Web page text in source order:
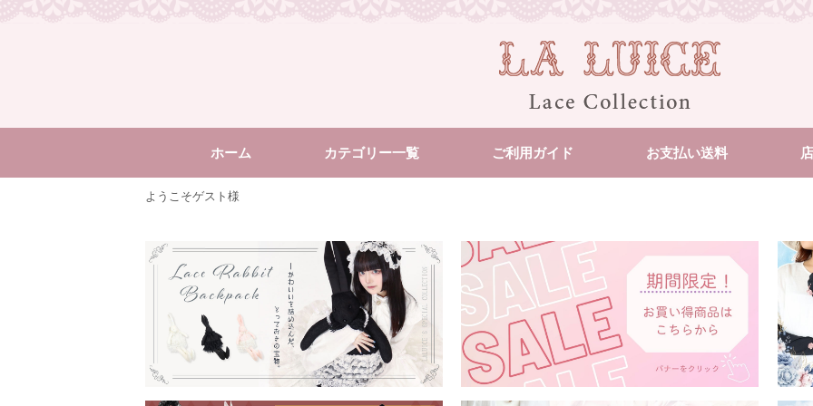
ホーム カテゴリー一覧 ご利用ガイド お支払い送料
ようこそゲスト様